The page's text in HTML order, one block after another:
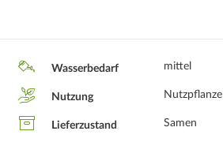
Wasserbedarf mittel
Nutzung Nutzpflanze
Lieferzustand Samen